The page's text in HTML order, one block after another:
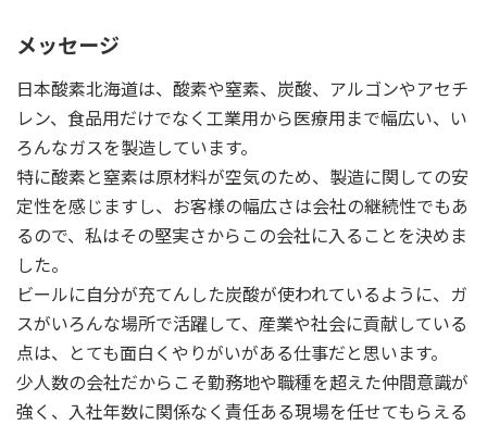
メッセージ
日本酸素北海道は、酸素や窒素、炭酸、アルゴンやアセチ
レン、食品用だけでなく工業用から医療用まで幅広い、い
ろんなガスを製造しています。
特に酸素と窒素は原材料が空気のため、製造に関しての安
定性を感じますし、お客様の幅広さは会社の継続性でもあ
るので、私はその堅実さからこの会社に入ることを決めま
した。
ビールに自分が充てんした炭酸が使われているように、ガ
スがいろんな場所で活躍して、産業や社会に貢献している
点は、とても面白くやりがいがある仕事だと思います。
少人数の会社だからこそ勤務地や職種を超えた仲間意識が
強く、入社年数に関係なく責任ある現場を任せてもらえる